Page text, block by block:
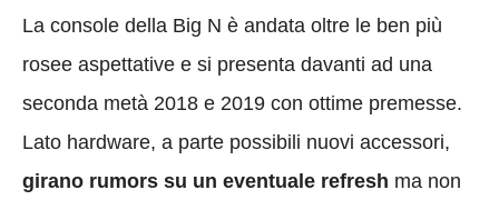
La console della Big N è andata oltre le ben più
rosee aspettative e si presenta davanti ad una
seconda metà 2018 e 2019 con ottime premesse.
Lato hardware, a parte possibili nuovi accessori,
girano rumors su un eventuale refresh ma non